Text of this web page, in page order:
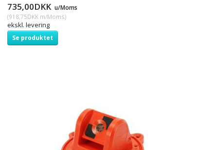
735,00DKK u/Moms
(918,75DKK m/Moms)
ekskl. levering
Se produktet